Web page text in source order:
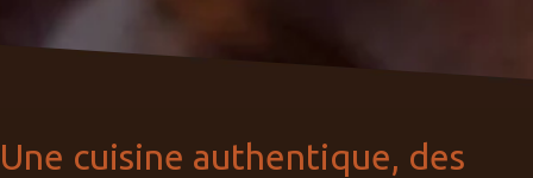
Une cuisine authentique, des